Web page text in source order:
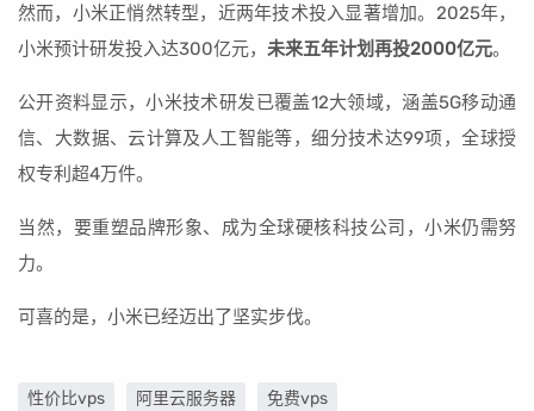
然而，小米正悄然转型，近两年技术投入显著增加。2025年，
小米预计研发投入达300亿元， 未来五年计划再投2000亿元。
公开资料显示，小米技术研发已覆盖12大领域，涵盖5G移动通
信、大数据、云计算及人工智能等，细分技术达99项，全球授
权专利超4万件。
当然，要重塑品牌形象、成为全球硬核科技公司，小米仍需努
力。
可喜的是，小米已经迈出了坚实步伐。
性价比vps 阿里云服务器 免费vps